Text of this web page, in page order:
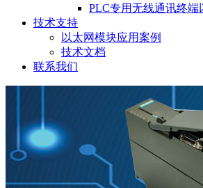
PLC专用无线通讯终端
技术支持
以太网模块应用案例
技术文档
联系我们